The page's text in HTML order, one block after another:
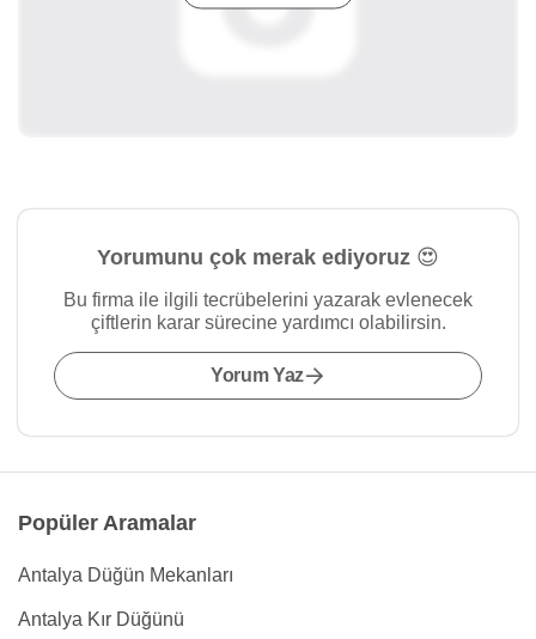
Yorumunu çok merak ediyoruz 😍
Bu firma ile ilgili tecrübelerini yazarak evlenecek
çiftlerin karar sürecine yardımcı olabilirsin.
Yorum Yaz
Popüler Aramalar
Antalya Düğün Mekanları
Antalya Kır Düğünü